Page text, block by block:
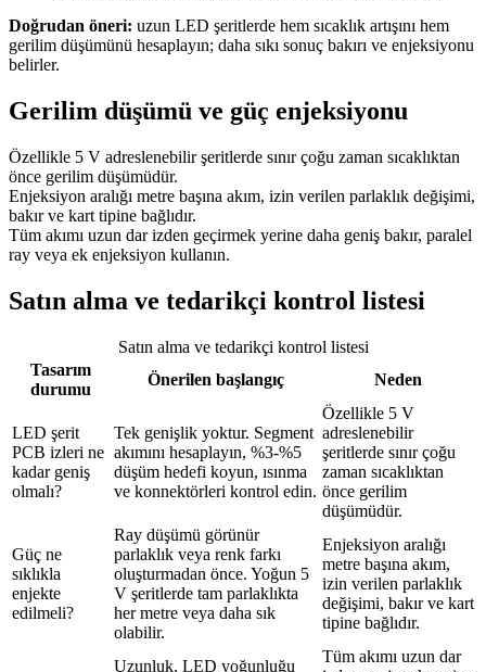
Doğrudan öneri: uzun LED şeritlerde hem sıcaklık artışını hem
gerilim düşümünü hesaplayın; daha sıkı sonuç bakırı ve enjeksiyonu
belirler.
Gerilim düşümü ve güç enjeksiyonu
Özellikle 5 V adreslenebilir şeritlerde sınır çoğu zaman sıcaklıktan
önce gerilim düşümüdür.
Enjeksiyon aralığı metre başına akım, izin verilen parlaklık değişimi,
bakır ve kart tipine bağlıdır.
Tüm akımı uzun dar izden geçirmek yerine daha geniş bakır, paralel
ray veya ek enjeksiyon kullanın.
Satın alma ve tedarikçi kontrol listesi
Satın alma ve tedarikçi kontrol listesi
Tasarım
durumu
Önerilen başlangıç Neden
LED şerit
PCB izleri ne
kadar geniş
olmalı?
Tek genişlik yoktur. Segment
akımını hesaplayın, %3-%5
düşüm hedefi koyun, ısınma
ve konnektörleri kontrol edin.
Özellikle 5 V
adreslenebilir
şeritlerde sınır çoğu
zaman sıcaklıktan
önce gerilim
düşümüdür.
Güç ne
sıklıkla
enjekte
edilmeli?
Ray düşümü görünür
parlaklık veya renk farkı
oluşturmadan önce. Yoğun 5
V şeritlerde tam parlaklıkta
her metre veya daha sık
olabilir.
Enjeksiyon aralığı
metre başına akım,
izin verilen parlaklık
değişimi, bakır ve kart
tipine bağlıdır.
Uzunluk, LED yoğunluğu
Tüm akımı uzun dar